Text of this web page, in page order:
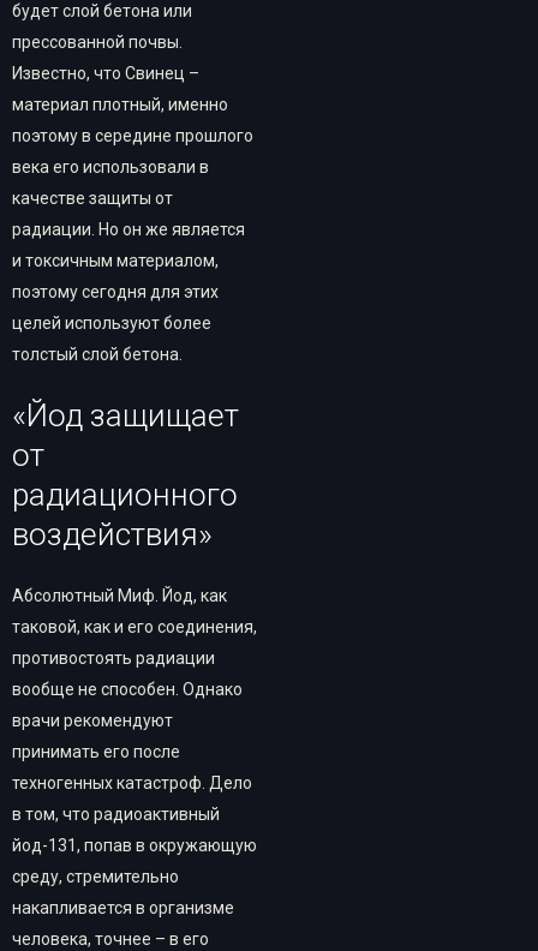
будет слой бетона или
прессованной почвы.
Известно, что Свинец –
материал плотный, именно
поэтому в середине прошлого
века его использовали в
качестве защиты от
радиации. Но он же является
и токсичным материалом,
поэтому сегодня для этих
целей используют более
толстый слой бетона.
«Йод защищает
от
радиационного
воздействия»
Абсолютный Миф. Йод, как
таковой, как и его соединения,
противостоять радиации
вообще не способен. Однако
врачи рекомендуют
принимать его после
техногенных катастроф. Дело
в том, что радиоактивный
йод-131, попав в окружающую
среду, стремительно
накапливается в организме
человека, точнее – в его